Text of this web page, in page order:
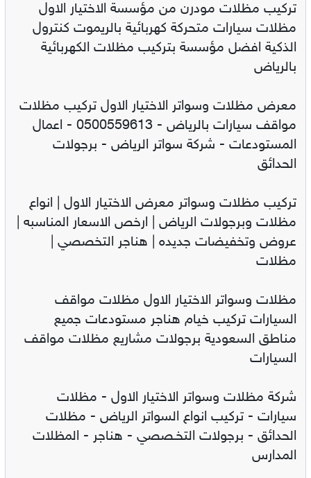
تركيب مظلات مودرن من مؤسسة الاختيار الاول
مظلات سيارات متحركة كهربائية بالريموت كنترول
الذكية افضل مؤسسة بتركيب مظلات الكهربائية
بالرياض
معرض مظلات وسواتر الاختيار الاول تركيب مظلات
مواقف سيارات بالرياض - 0500559613 - اعمال
المستودعات - شركة سواتر الرياض - برجولات
الحدائق
تركيب مظلات وسواتر معرض الاختيار الاول | انواع
مظلات وبرجولات الرياض | ارخص الاسعار المناسبه |
عروض وتخفيضات جديده | هناجر التخصصي |
مظلات
مظلات وسواتر الاختيار الاول مظلات مواقف
السيارات تركيب خيام هناجر مستودعات جميع
مناطق السعودية برجولات مشاريع مظلات مواقف
السيارات
شركة مظلات وسواتر الاختيار الاول - مظلات
سيارات - تركيب انواع السواتر الرياض - مظلات
الحدائق - برجولات التخـصصي - هناجر - المظلات
المدارس